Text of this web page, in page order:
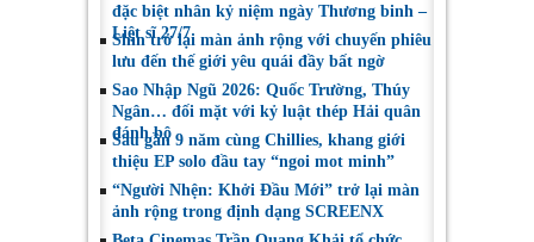
đặc biệt nhân kỷ niệm ngày Thương binh –
Liệt sĩ 27/7
Shin trở lại màn ảnh rộng với chuyến phiêu
lưu đến thế giới yêu quái đầy bất ngờ
Sao Nhập Ngũ 2026: Quốc Trường, Thúy
Ngân… đối mặt với kỷ luật thép Hải quân
đánh bộ
Sau gần 9 năm cùng Chillies, khang giới
thiệu EP solo đầu tay “ngoi mot minh”
“Người Nhện: Khởi Đầu Mới” trở lại màn
ảnh rộng trong định dạng SCREENX